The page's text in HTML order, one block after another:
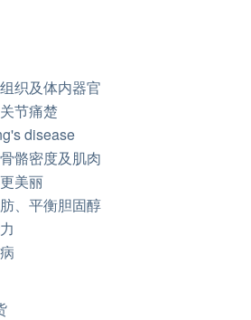
织及体内器官
节痛楚
disease
骼密度及肌肉
美丽
、平衡胆固醇